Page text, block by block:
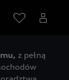
z pełną